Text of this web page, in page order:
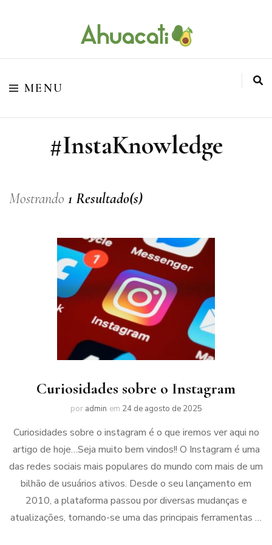
Ahuacati
O melhor da Internet em um só lugar
MENU
#InstaKnowledge
Mostrando 1 Resultado(s)
Curiosidades sobre o Instagram
por admin em 24 de agosto de 2025
Curiosidades sobre o instagram é o que iremos ver aqui no
artigo de hoje…Seja muito bem vindos!! O Instagram é uma
das redes sociais mais populares do mundo com mais de um
bilhão de usuários ativos. Desde o seu lançamento em
2010, a plataforma passou por diversas mudanças e
atualizações, tornando-se uma das principais ferramentas …